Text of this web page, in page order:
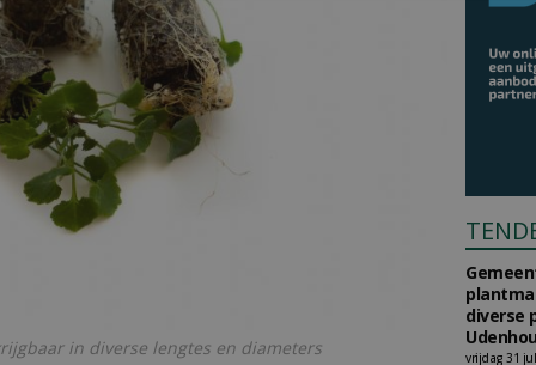
in diverse lengtes en diameters
diverse
vrijdag 31